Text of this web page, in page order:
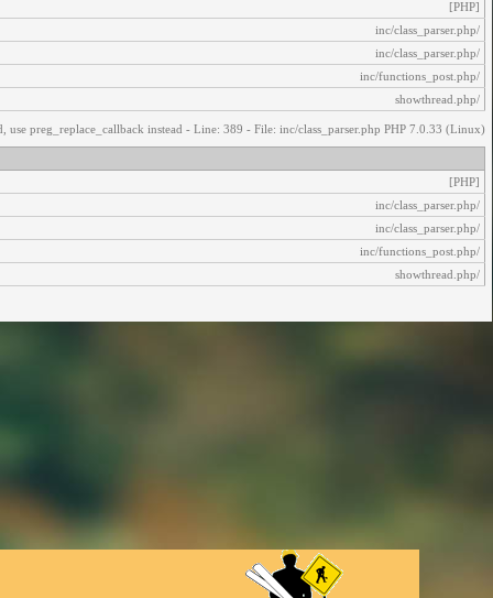
[PHP]
/inc/class_parser.php
/inc/class_parser.php
/inc/functions_post.php
/showthread.php
preg_replace_callback instead - Line: 389 - File: inc/class_parser.php PHP 7.0.33 (Linux)
[PHP]
/inc/class_parser.php
/inc/class_parser.php
/inc/functions_post.php
/showthread.php